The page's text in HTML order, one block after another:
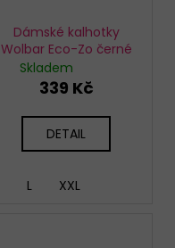
Dámské kalhotky
Wolbar Eco-Zo černé
Skladem
339 Kč
DETAIL
L XXL